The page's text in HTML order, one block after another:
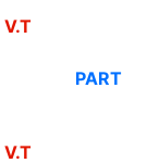
V.T
PART
V.T